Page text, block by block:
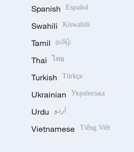
Spanish Español
Swahili Kiswahili
Tamil தமிழ்
Thai ไทย
Turkish Türkçe
Ukrainian Українська
Urdu اردو
Vietnamese Tiếng Việt